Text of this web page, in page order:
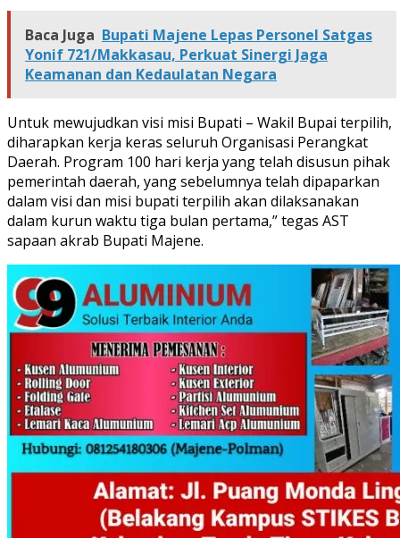
Baca Juga Bupati Majene Lepas Personel Satgas
Yonif 721/Makkasau, Perkuat Sinergi Jaga
Keamanan dan Kedaulatan Negara
Untuk mewujudkan visi misi Bupati – Wakil Bupai terpilih,
diharapkan kerja keras seluruh Organisasi Perangkat
Daerah. Program 100 hari kerja yang telah disusun pihak
pemerintah daerah, yang sebelumnya telah dipaparkan
dalam visi dan misi bupati terpilih akan dilaksanakan
dalam kurun waktu tiga bulan pertama,” tegas AST
sapaan akrab Bupati Majene.